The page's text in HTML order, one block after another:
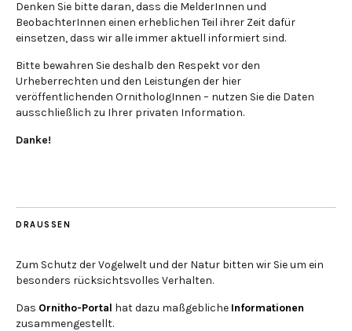
Denken Sie bitte daran, dass die MelderInnen und
BeobachterInnen einen erheblichen Teil ihrer Zeit dafür
einsetzen, dass wir alle immer aktuell informiert sind.
Bitte bewahren Sie deshalb den Respekt vor den
Urheberrechten und den Leistungen der hier
veröffentlichenden OrnithologInnen – nutzen Sie die Daten
ausschließlich zu Ihrer privaten Information.
Danke!
DRAUSSEN
Zum Schutz der Vogelwelt und der Natur bitten wir Sie um ein
besonders rücksichtsvolles Verhalten.
Das Ornitho-Portal hat dazu maßgebliche Informationen
zusammengestellt.